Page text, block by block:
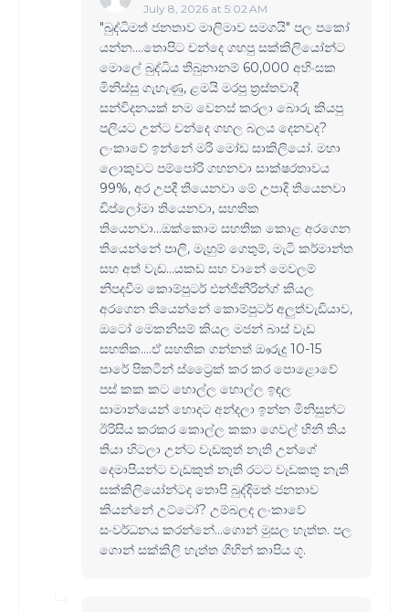
July 8, 2026 at 5:02 AM
"බුද්ධිමත් ජනතාව මාලිමාව සමගයි" පල පකෝ
යන්න....තොපිට චන්දෙ ගහපු සක්කිලියෝන්ට
මොලේ බුද්ධිය තිබුනානම් 60,000 අහිංසක
මිනිස්සු ගැහැණු, ළමයි මරපු ත්‍රස්තවාදී
සන්විදනයක් නම වෙනස් කරලා බොරු කියපු
පලියට උන්ට චන්දෙ ගහල බලය දෙනවද?
ලංකාවේ ඉන්නේ මරි මෝඩ සාකිලියෝ. මහා
ලොකුවට පම්පෝරි ගහනවා සාක්ෂරතාවය
99%, අර උපදී තියෙනවා මේ උපාදි තියෙනවා
ඩිප්ලෝමා තියෙනවා, සහතික
තියෙනවා...ඔක්කොම සහතික කොළ අරගෙන
තියෙන්නේ පාලි, මැහුම් ගෙතුම්, මැටි කර්මාන්ත
සහ අත් වැඩ...යකඩ සහ වානේ මෙවලම්
නිපදවීම කොම්පුටර් එන්ජිනීරින්ග් කියල
අරගෙන තියෙන්නේ කොම්පුටර් අලුත්වැඩියාව,
ඔටෝ මෙකනිසම් කියල මජන් බාස් වැඩ
සහතික....ඒ සහතික ගන්නත් ඖරුදු 10-15
පාරේ පිකටින් ස්ට්‍රෛක් කර කර පොළොවේ
පස් කක කට හොල්ල හොල්ල ඉඳල
සාමාන්යෙන් හොදට අන්දලා ඉන්න මිනිසුන්ට
ඊරිසිය කරකර කොල්ල කකා ගෙවල් හිනි තිය
තියා හිටලා උන්ට වැඩකුත් නැති උන්ගේ
දෙමාපියන්ට වැඩකුත් නැති රටට වැඩකතු නැති
සක්කිලියෝන්ටද තොපි බුද්දිමත් ජනතාව
කියන්නේ උට්ටෝ? උම්බලද ලංකාවේ
සංවර්ධනය කරන්නේ...ගොන් මුසල හැත්ත. පල
ගොන් සක්කිලි හැත්ත ගිහින් කාපිය ගූ.